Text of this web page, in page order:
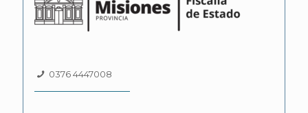
0376 4447008